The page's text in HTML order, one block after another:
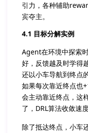
引力，各种辅助
宾夺主。
4.1 目标分解实例
Agent在环境中探索
好，反馈越及时学得
还以小车导航到终点
如果每次靠近终点也
会主动靠近终点，这
了，DRL算法收敛速
除了抵达终点，小车